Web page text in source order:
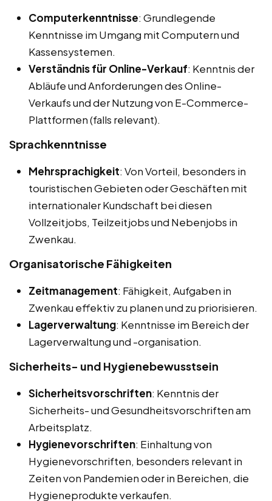
Computerkenntnisse: Grundlegende
Kenntnisse im Umgang mit Computern und
Kassensystemen.
Verständnis für Online-Verkauf: Kenntnis der
Abläufe und Anforderungen des Online-
Verkaufs und der Nutzung von E-Commerce-
Plattformen (falls relevant).
Sprachkenntnisse
Mehrsprachigkeit: Von Vorteil, besonders in
touristischen Gebieten oder Geschäften mit
internationaler Kundschaft bei diesen
Vollzeitjobs, Teilzeitjobs und Nebenjobs in
Zwenkau.
Organisatorische Fähigkeiten
Zeitmanagement: Fähigkeit, Aufgaben in
Zwenkau effektiv zu planen und zu priorisieren.
Lagerverwaltung: Kenntnisse im Bereich der
Lagerverwaltung und -organisation.
Sicherheits- und Hygienebewusstsein
Sicherheitsvorschriften: Kenntnis der
Sicherheits- und Gesundheitsvorschriften am
Arbeitsplatz.
Hygienevorschriften: Einhaltung von
Hygienevorschriften, besonders relevant in
Zeiten von Pandemien oder in Bereichen, die
Hygieneprodukte verkaufen.